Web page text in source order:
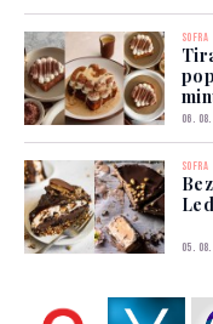
SOFRA
06.
SOFRA
05.